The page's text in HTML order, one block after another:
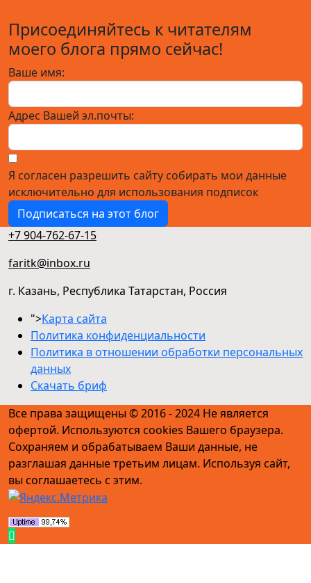
Присоединяйтесь к читателям
моего блога прямо сейчас!
Ваше имя:
Адрес Вашей эл.почты:
Я согласен разрешить сайту собирать мои данные
исключительно для использования подписок
Подписаться на этот блог
+7 904-762-67-15
faritk@inbox.ru
г. Казань, Республика Татарстан, Россия
">Карта сайта
Политика конфиденциальности
Политика в отношении обработки персональных
данных
Скачать бриф
Все права защищены © 2016 - 2024 Не является
офертой. Используются cookies Вашего браузера.
Сохраняем и обрабатываем Ваши данные, не
разглашая данные третьим лицам. Используя сайт,
вы соглашаетесь с этим.